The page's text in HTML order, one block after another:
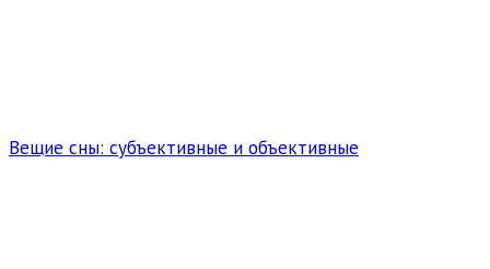
Вещие сны: субъективные и объективные